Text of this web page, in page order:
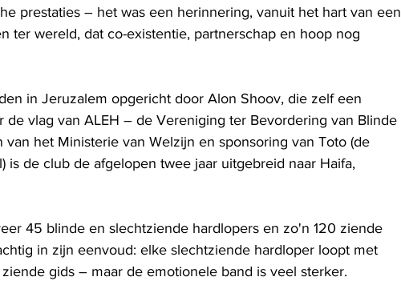
prestaties – het was een herinnering, vanuit het hart van een
ter wereld, dat co-existentie, partnerschap en hoop nog
in Jeruzalem opgericht door Alon Shoov, die zelf een
vlag van ALEH – de Vereniging ter Bevordering van Blinde
van het Ministerie van Welzijn en sponsoring van Toto (de
is de club de afgelopen twee jaar uitgebreid naar Haifa,
45 blinde en slechtziende hardlopers en zo'n 120 ziende
in zijn eenvoud: elke slechtziende hardloper loopt met
gids – maar de emotionele band is veel sterker.